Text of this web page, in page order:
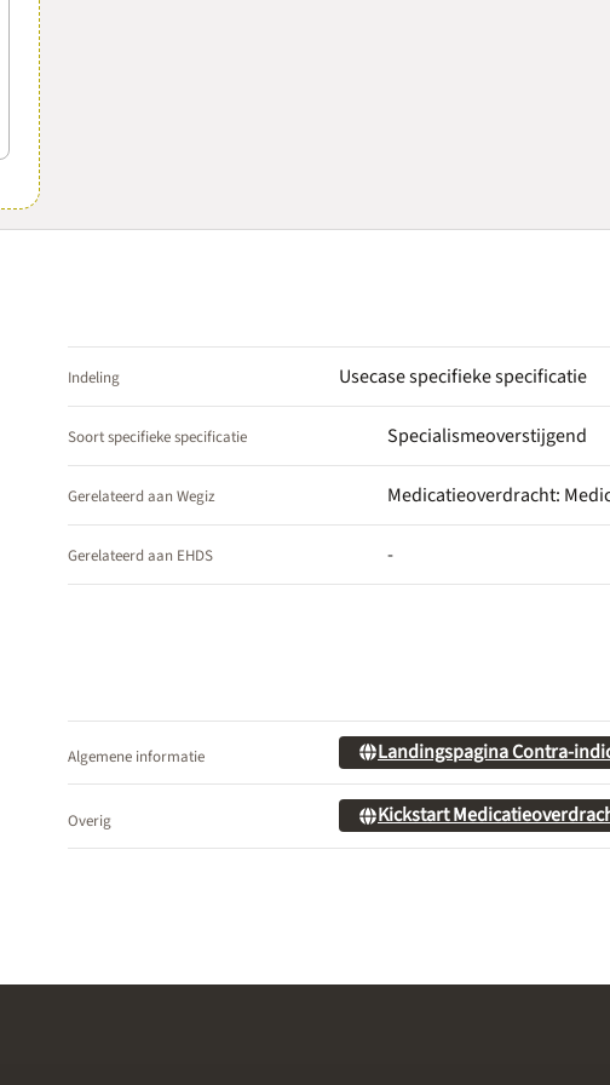
Indeling Usecase specifieke specificatie
Soort specifieke specificatie Specialismeoverstijgend
Gerelateerd aan Wegiz Medicatieoverdracht:
Gerelateerd aan EHDS -
Algemene informatie Landingspagina Contra-
Overig Kickstart